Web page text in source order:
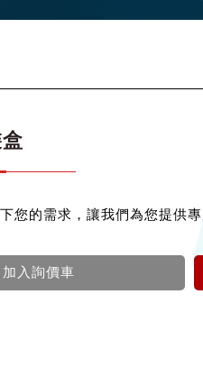
您的需求，讓我們為您提供專
加入詢價車